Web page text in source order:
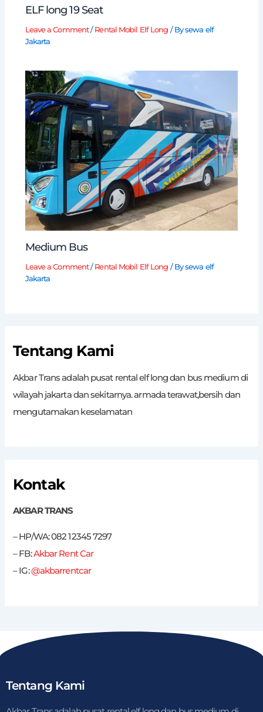
ELF long 19 Seat
Leave a Comment / Rental Mobil Elf Long / Bysewa elf
Jakarta
Medium Bus
Leave a Comment / Rental Mobil Elf Long / Bysewa elf
Jakarta
Tentang Kami
Akbar Trans adalah pusat rental elf long dan bus medium di
wilayah jakarta dan sekitarnya. armada terawat,bersih dan
mengutamakan keselamatan
Kontak
AKBAR TRANS
– HP/WA: 082 12345 7297
– FB:Akbar Rent Car
– IG:@akbarrentcar
Tentang Kami